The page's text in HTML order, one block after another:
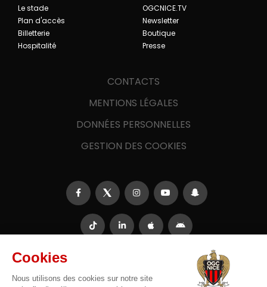
Le stade
Plan d'accès
Billetterie
Hospitalité
OGCNICE.TV
Newsletter
Boutique
Presse
CONTACTS
MENTIONS LÉGALES
DONNÉES PERSONNELLES
GESTION DES COOKIES